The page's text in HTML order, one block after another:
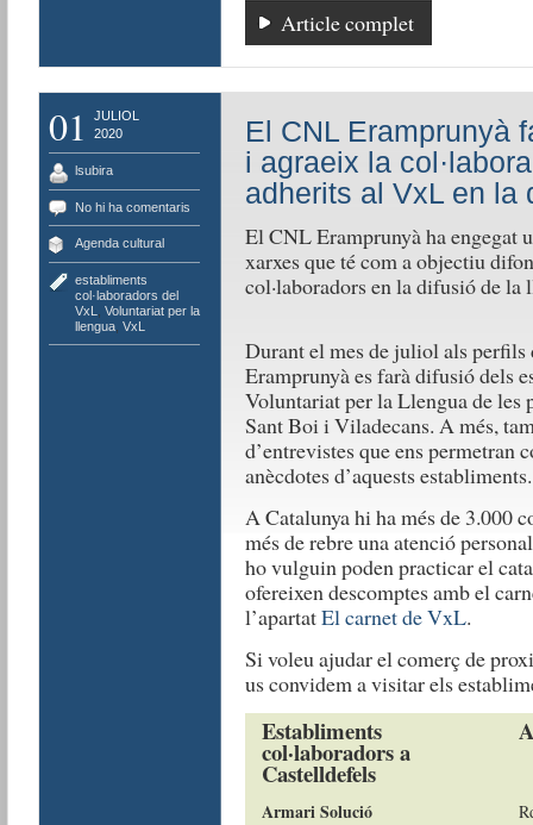
Article complet
01
JULIOL
2020
lsubira
No hi ha comentaris
Agenda cultural
establiments
col·laboradors del
VxL
Voluntariat per la
llengua, VxL
El CNL Eramprunyà
i agraeix la
adherits al VxL en la
El CNL Eramprunyà ha engegat
xarxes que té com a objectiu
col·laboradors en la difusió de la
Durant el mes de juliol als
Eramprunyà es farà difusió dels
Voluntariat per la Llengua de les
Sant Boi i Viladecans. A més,
d’entrevistes que ens permetran
anècdotes d’aquests establiments.
A Catalunya hi ha més de 3.000
més de rebre una atenció
ho vulguin poden practicar el
ofereixen descomptes amb el
l’apartatEl carnet de VxL.
Si voleu ajudar el comerç de
us convidem a visitar els
Establiments
col·laboradors a
Castelldefels
Armari Solució